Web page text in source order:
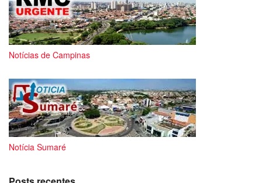
Notícias de Campinas
Notícia Sumaré